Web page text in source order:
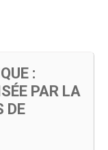
:
PAR LA
DE